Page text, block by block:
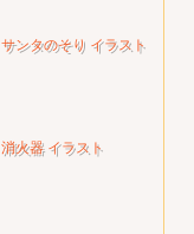
サンタのそり イラスト
消火器 イラスト